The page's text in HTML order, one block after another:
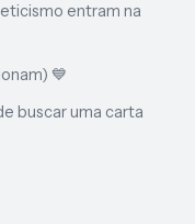
entram na
💙
buscar uma carta